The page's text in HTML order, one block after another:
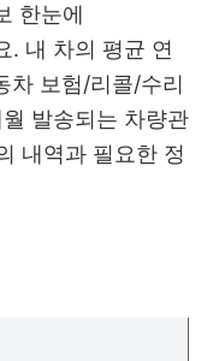
한눈에
. 내 차의 평균 연
차 보험/리콜/수리
발송되는 차량관
내역과 필요한 정